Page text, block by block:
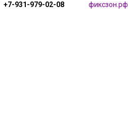
+7-931-979-02-08 фиксзон.рф